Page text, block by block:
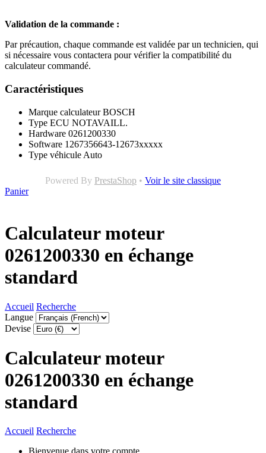
Validation de la commande :
Par précaution, chaque commande est validée par un technicien, qui
si nécessaire vous contactera pour vérifier la compatibilité du
calculateur commandé.
Caractéristiques
Marque calculateur BOSCH
Type ECU NOTAVAILL.
Hardware 0261200330
Software 1267356643-12673xxxxx
Type véhicule Auto
Powered By PrestaShop • Voir le site classique
Panier
Calculateur moteur
0261200330 en échange
standard
Accueil Recherche
Langue
Devise
Calculateur moteur
0261200330 en échange
standard
Accueil Recherche